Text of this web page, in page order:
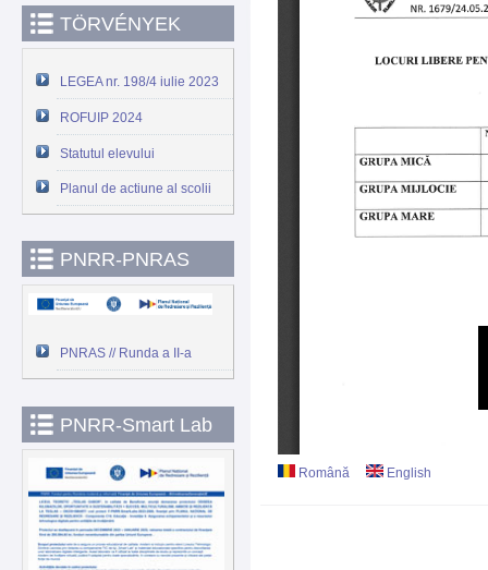
TÖRVÉNYEK
LEGEA nr. 198/4 iulie 2023
ROFUIP 2024
Statutul elevului
Planul de actiune al scolii
PNRR-PNRAS
PNRAS // Runda a II-a
PNRR-Smart Lab
Română English